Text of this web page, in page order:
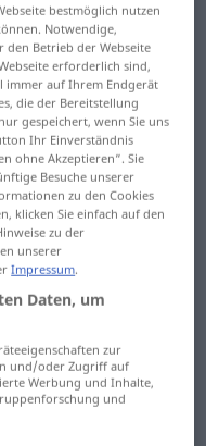
bestmöglich nutzen
Notwendige,
den Betrieb der Webseite
erforderlich sind,
immer auf Ihrem Endgerät
die der Bereitstellung
gespeichert, wenn Sie uns
Ihr Einverständnis
ohne Akzeptieren“. Sie
Besuche unserer
zu den Cookies
klicken Sie einfach auf den
zu der
unserer
Impressum.
Daten, um
zur
und/oder Zugriff auf
Werbung und Inhalte,
und